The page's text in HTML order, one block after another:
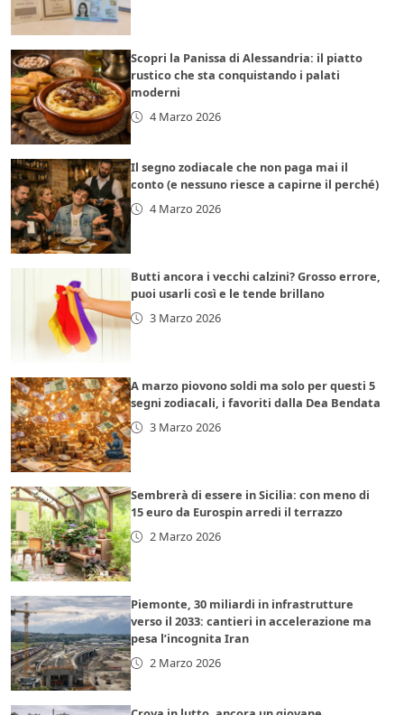
Scopri la Panissa di Alessandria: il piatto
rustico che sta conquistando i palati
moderni
4 Marzo 2026
Il segno zodiacale che non paga mai il
conto (e nessuno riesce a capirne il perché)
4 Marzo 2026
Butti ancora i vecchi calzini? Grosso errore,
puoi usarli così e le tende brillano
3 Marzo 2026
A marzo piovono soldi ma solo per questi 5
segni zodiacali, i favoriti dalla Dea Bendata
3 Marzo 2026
Sembrerà di essere in Sicilia: con meno di
15 euro da Eurospin arredi il terrazzo
2 Marzo 2026
Piemonte, 30 miliardi in infrastrutture
verso il 2033: cantieri in accelerazione ma
pesa l’incognita Iran
2 Marzo 2026